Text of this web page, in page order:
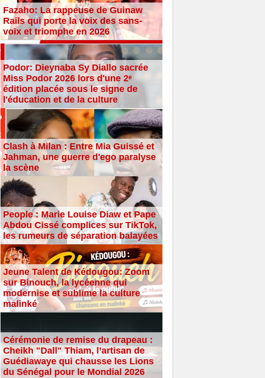
Fazaho: La rappeuse de Guinaw
Rails qui porte la voix des sans-
voix et triomphe en 2026
Podor: Dieynaba Sy Diallo sacrée
Miss Podor 2026 lors d'une 2ᵉ
édition placée sous le signe de
l'éducation et de la culture
Clash à Milan : Entre Mia Guissé et
Jahman, une guerre d'ego paralyse
la scène
People : Marie Louise Diaw et Pape
Abdou Cissé complices sur TikTok,
les rumeurs de séparation balayées
Jeune Talent de Kédougou: Zoom
sur Binouch, la lycéenne qui
modernise et sublime la culture
malinké
Cérémonie de remise du drapeau :
Cheikh "Dall" Thiam, l’artisan de
Guédiawaye qui chausse les Lions
du Sénégal pour le Mondial 2026